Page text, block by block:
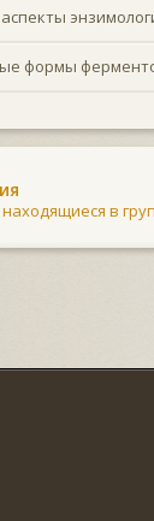
формы
в